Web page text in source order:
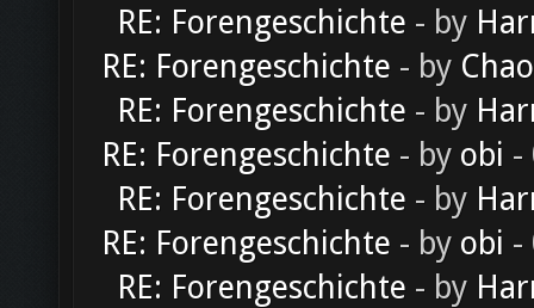
RE: Forengeschichte - by
RE: Forengeschichte - by
RE: Forengeschichte - by
RE: Forengeschichte - by obi -
RE: Forengeschichte - by
RE: Forengeschichte - by obi -
RE: Forengeschichte - by